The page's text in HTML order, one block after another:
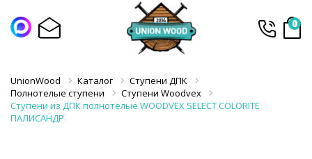
0
UnionWood Каталог
Ступени ДПК
Полнотелые ступени
Ступени Woodvex
Ступени из ДПК полнотелые WOODVEX SELECT COLORITE
ПАЛИСАНДР